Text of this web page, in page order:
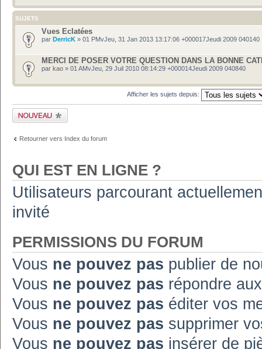
SUJETS
Vues Eclatées
par DerricK » 01 PMvJeu, 31 Jan 2013 13:17:06 +000017Jeudi 2009 040140
MERCI DE POSER VOTRE QUESTION DANS LA BONNE
par kao » 01 AMvJeu, 29 Juil 2010 08:14:29 +000014Jeudi 2009 040840
Afficher les sujets depuis:
Publier un nouveau
sujet
Retourner vers Index du forum
QUI EST EN LIGNE ?
Utilisateurs parcourant
invité
PERMISSIONS DU FORUM
Vous ne pouvez pas publier de
Vous ne pouvez pas répondre
Vous ne pouvez pas éditer vos
Vous ne pouvez pas supprimer
Vous ne pouvez pas insérer de